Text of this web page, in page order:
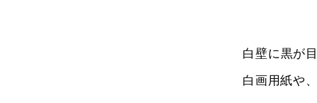
白壁に黒が
白画用紙や